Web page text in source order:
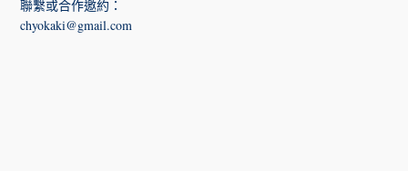
聯繫或合作邀約 ：
chyokaki@gmail.com